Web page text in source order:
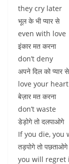
they cry later
भूल के भी प्यार से
even with love
इंकार मत करना
don’t deny
अपने दिल को प्यार से
love your heart
बेज़ार मत करना
don’t waste
डेड़ोगे तो दलपाओगे
If you die, you
तड़पोगे तो पछताओगे
you will regret